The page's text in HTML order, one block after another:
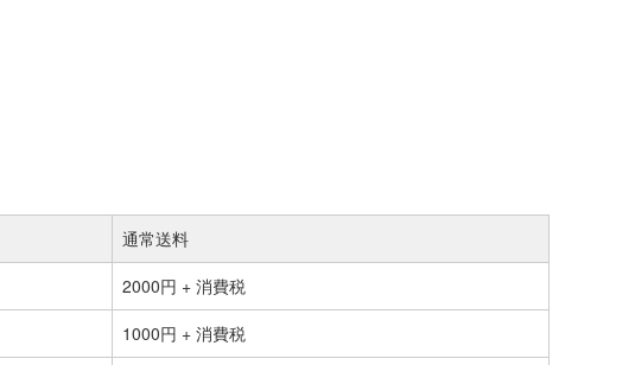
通常送料
2000円 + 消費税
1000円 + 消費税